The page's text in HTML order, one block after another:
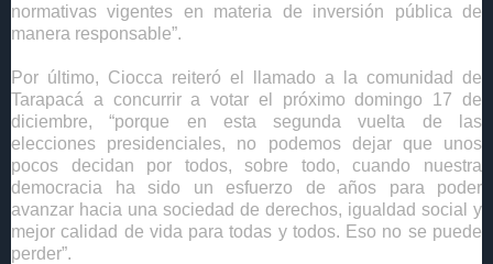
normativas vigentes en materia de inversión pública de
manera responsable”.
Por último, Ciocca reiteró el llamado a la comunidad de
Tarapacá a concurrir a votar el próximo domingo 17 de
diciembre, “porque en esta segunda vuelta de las
elecciones presidenciales, no podemos dejar que unos
pocos decidan por todos, sobre todo, cuando nuestra
democracia ha sido un esfuerzo de años para poder
avanzar hacia una sociedad de derechos, igualdad social y
mejor calidad de vida para todas y todos. Eso no se puede
perder”.